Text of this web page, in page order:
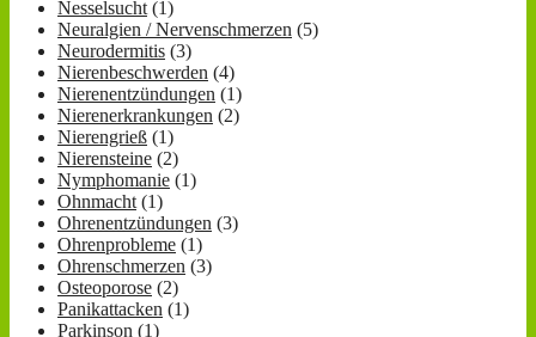
Nesselsucht (1)
Neuralgien / Nervenschmerzen (5)
Neurodermitis (3)
Nierenbeschwerden (4)
Nierenentzündungen (1)
Nierenerkrankungen (2)
Nierengrieß (1)
Nierensteine (2)
Nymphomanie (1)
Ohnmacht (1)
Ohrenentzündungen (3)
Ohrenprobleme (1)
Ohrenschmerzen (3)
Osteoporose (2)
Panikattacken (1)
Parkinson (1)